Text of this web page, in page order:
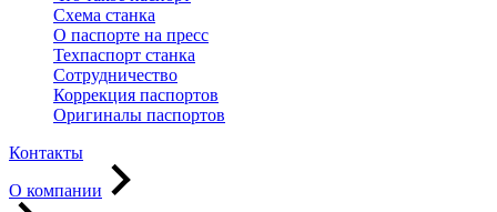
Схема станка
О паспорте на пресс
Техпаспорт станка
Сотрудничество
Коррекция паспортов
Оригиналы паспортов
Контакты
О компании